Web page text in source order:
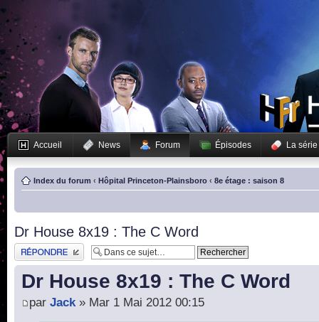
Accueil News Forum Épisodes La série
Index du forum ‹ Hôpital Princeton-Plainsboro ‹ 8e étage : saison 8
Dr House 8x19 : The C Word
Publier une réponse
Dr House 8x19 : The C Word
par Jack» Mar 1 Mai 2012 00:15